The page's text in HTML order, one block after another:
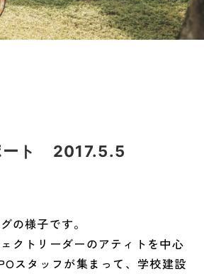
ート 2017.5.5
の様子です。
クトリーダーのアティトを中心
スタッフが集まって、学校建設